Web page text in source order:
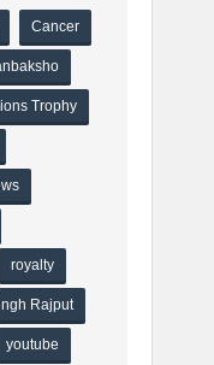
Cancer
Trophy
royalty
Rajput
youtube